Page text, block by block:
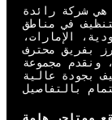
r e o
k
I
n
هي شركة رائدة
في مناطق
الإمارات،
بفريق محترف
ونقدم مجموعة
بجودة عالية